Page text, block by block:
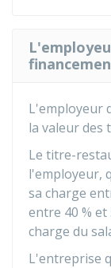
L'employeur
la valeur des
Le titre-
l'employeur,
sa charge
entre 40 % et
charge du
L'entreprise